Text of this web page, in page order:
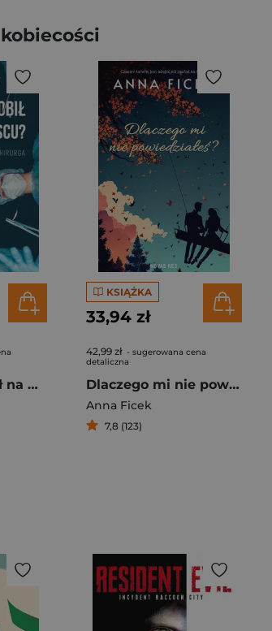
Co by pan zrobił na moim miejscu? Trudne przypadki neurochirurga
KSIĄŻKA
33,94 zł
42,99 zł - sugerowana cena
detaliczna
Dlaczego mi nie powiedziałeś?
Anna Ficek
7,8 (123)